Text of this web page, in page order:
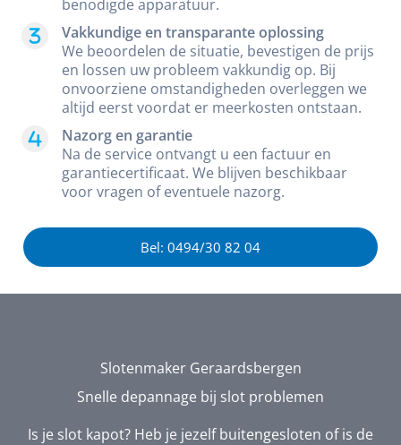
Vakkundige en transparante oplossing
We beoordelen de situatie, bevestigen de prijs
en lossen uw probleem vakkundig op. Bij
onvoorziene omstandigheden overleggen we
altijd eerst voordat er meerkosten ontstaan.
Nazorg en garantie
Na de service ontvangt u een factuur en
garantiecertificaat. We blijven beschikbaar
voor vragen of eventuele nazorg.
Bel: 0494/30 82 04
Slotenmaker Geraardsbergen
Snelle depannage bij slot problemen
Is je slot kapot? Heb je jezelf buitengesloten of is de